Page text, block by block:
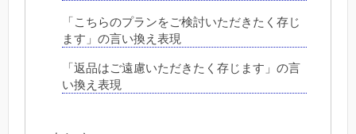
「こちらのプランをご検討いただきたく存じ
ます」の言い換え表現
「返品はご遠慮いただきたく存じます」の言
い換え表現